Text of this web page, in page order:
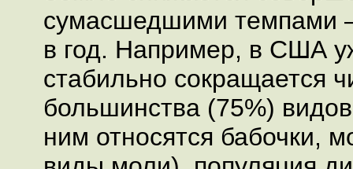
сумасшедшими темпами
в год. Например, в США
стабильно сокращается
большинства (75%)
ним относятся бабочки,